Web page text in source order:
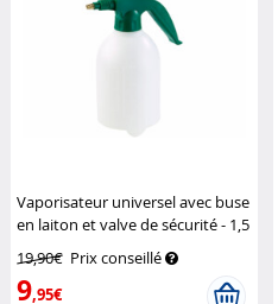
Vaporisateur universel avec buse
en laiton et valve de sécurité - 1,5
19,90€ Prix conseillé
9,95€